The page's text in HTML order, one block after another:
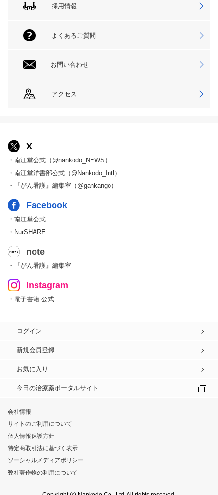
採用情報
よくあるご質問
お問い合わせ
アクセス
X
・南江堂公式（@nankodo_NEWS）
・南江堂洋書部公式（@Nankodo_Intl）
・『がん看護』編集室（@gankango）
Facebook
・南江堂公式
・NurSHARE
note
・『がん看護』編集室
Instagram
・電子書籍 公式
ログイン
新規会員登録
お気に入り
今日の治療薬ポータルサイト
会社情報
サイトのご利用について
個人情報保護方針
特定商取引法に基づく表示
ソーシャルメディアポリシー
弊社著作物の利用について